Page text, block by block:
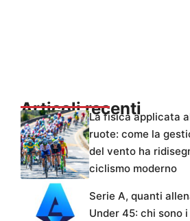
Articoli recenti
La fisica applicata
ruote: come la
del vento ha
ciclismo moderno
Serie A, quanti
Under 45: chi sono i